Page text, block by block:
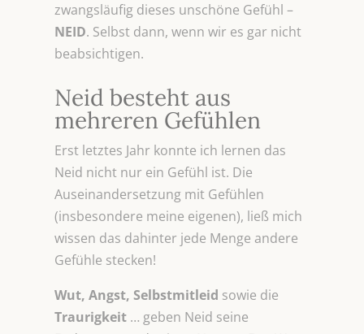
zwangsläufig dieses unschöne Gefühl –
NEID. Selbst dann, wenn wir es gar nicht
beabsichtigen.
Neid besteht aus
mehreren Gefühlen
Erst letztes Jahr konnte ich lernen das
Neid nicht nur ein Gefühl ist. Die
Auseinandersetzung mit Gefühlen
(insbesondere meine eigenen), ließ mich
wissen das dahinter jede Menge andere
Gefühle stecken!
Wut, Angst, Selbstmitleid sowie die
Traurigkeit … geben Neid seine